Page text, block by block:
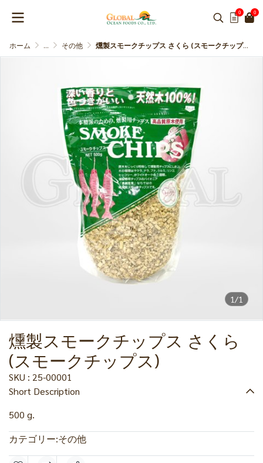
0 0
ホーム ... その他 燻製スモークチップス さくら (スモークチップス)
1/1
燻製スモークチップス さくら
(スモークチップス)
SKU : 25-00001
Short Description
500 g.
カテゴリー:その他